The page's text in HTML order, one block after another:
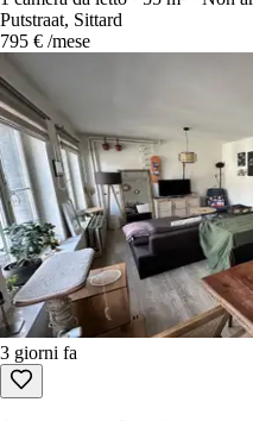
Putstraat, Sittard
795 € /mese
3 giorni fa